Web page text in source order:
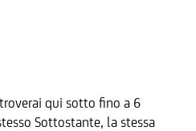
qui sotto fino a 6
Sottostante, la stessa